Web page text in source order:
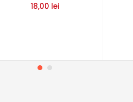
18,00 lei